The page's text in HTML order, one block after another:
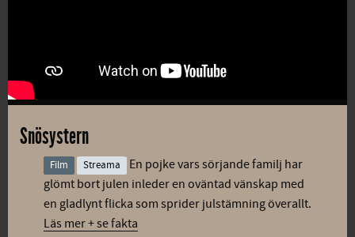
Snösystern
Film Streama
En pojke vars sörjande familj har
glömt bort julen inleder en oväntad vänskap med
en gladlynt flicka som sprider julstämning överallt.
Läs mer + se fakta